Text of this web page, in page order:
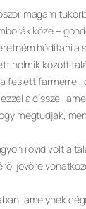
magam
közé –
hódítani a
holmik között
feslett farmerrel,
a dísszel,
megtudják,
rövid volt a
jövőre
amelynek